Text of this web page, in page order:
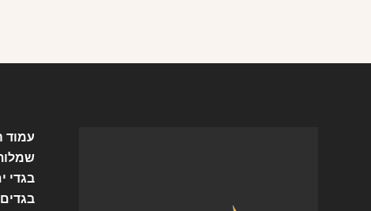
עמוד
בגדי